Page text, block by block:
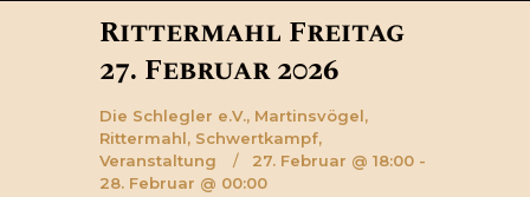
KONTAKT
Rittermahl Freitag
27. Februar 2026
Die Schlegler e.V., Martinsvögel,
Rittermahl, Schwertkampf,
Veranstaltung
27. Februar @ 18:00 -
28. Februar @ 00:00